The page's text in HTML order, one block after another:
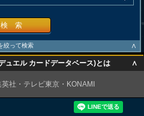
検 索
絞って検索 ∧
ュエル カードデータベース)とは ∧
社・テレビ東京・KONAMI